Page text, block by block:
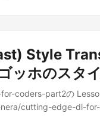
Style
ッホのスタ
coders-part2の
cutting-edge-dl-